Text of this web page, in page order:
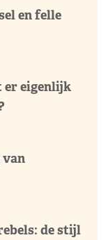
en felle
er eigenlijk
van
de stijl